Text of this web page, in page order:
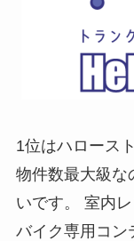
1位はハロース
物件数最大級な
いです。 室内
バイク専用コン